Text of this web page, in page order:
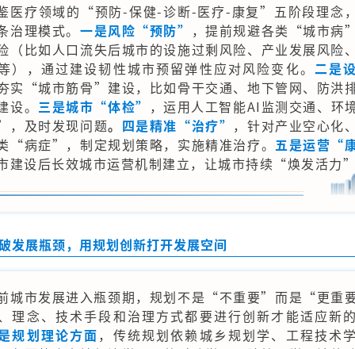
医疗领域的“预防-保健-诊断-医疗-康复”五阶段理念
治理模式。 一是风险“预防” ，提前规避各类“城市病
（比如人口流失后城市的设施过剩风险、产业发展风险
），通过建设韧性城市预留弹性应对风险变化。 二是
实“城市筋骨”建设，比如骨干交通、地下管网、防洪
设。 三是城市“体检” ，运用人工智能AI监测交通、环
，及时发现问题。 四是精准“治疗” ，针对产业空心化
“病症”，制定规划策略，实施精准治疗。 五是运营“
建设后长效城市运营机制建立，让城市持续“焕发活力
发展瓶颈，用规划创新打开发展空间
城市发展进入瓶颈期，规划不是“不重要”而是“更重
理念、技术手段和治理方式都要进行创新才能适应新
规划理论方面，传统规划依赖城乡规划学、工程技术